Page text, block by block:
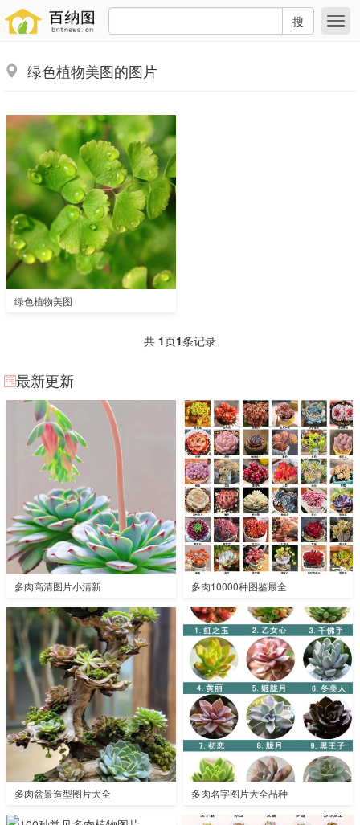
搜
绿色植物美图的图片
绿色植物美图
共 1页1条记录
最新更新
多肉高清图片小清新 多肉10000种图鉴最全
多肉盆景造型图片大全 多肉名字图片大全品种